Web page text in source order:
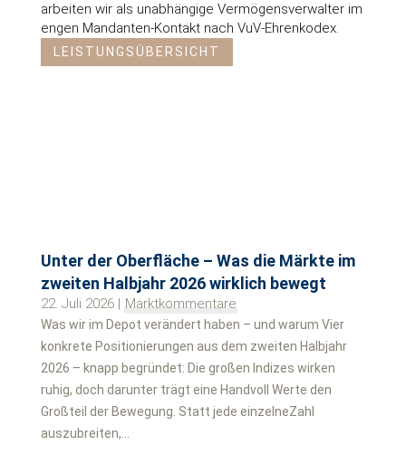
arbeiten wir als unabhängige Vermögensverwalter im
engen Mandanten-Kontakt nach VuV-Ehrenkodex.
LEISTUNGSÜBERSICHT
Unter der Oberfläche – Was die Märkte im
zweiten Halbjahr 2026 wirklich bewegt
22. Juli 2026| Marktkommentare
Was wir im Depot verändert haben – und warum Vier
konkrete Positionierungen aus dem zweiten Halbjahr
2026 – knapp begründet: Die großen Indizes wirken
ruhig, doch darunter trägt eine Handvoll Werte den
Großteil der Bewegung. Statt jede einzelneZahl
auszubreiten,...